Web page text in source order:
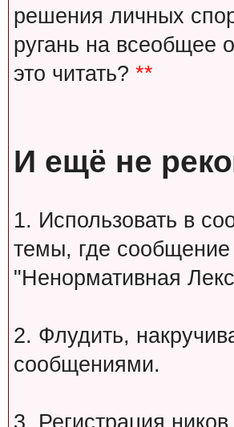
решения личных
ругань на всеобщее
это читать? **
И ещё не
1. Использовать в
темы, где сообщение
"Ненормативная
2. Флудить,
сообщениями.
3. Регистрация